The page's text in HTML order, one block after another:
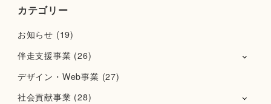
カテゴリー
お知らせ (19)
伴走支援事業 (26)
デザイン・Web事業 (27)
社会貢献事業 (28)